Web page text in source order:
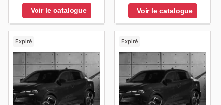
Voir le catalogue Voir le catalogue
Expiré Expiré